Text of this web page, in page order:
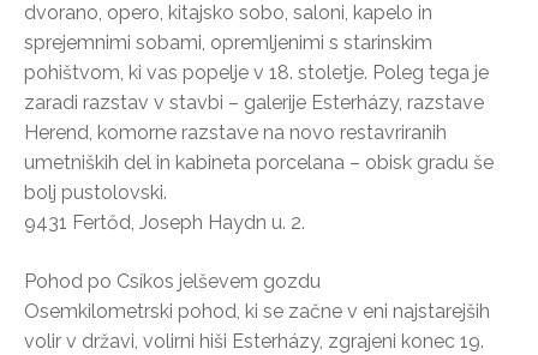
dvorano, opero, kitajsko sobo, saloni, kapelo in
sprejemnimi sobami, opremljenimi s starinskim
pohištvom, ki vas popelje v 18. stoletje. Poleg tega je
zaradi razstav v stavbi – galerije Esterházy, razstave
Herend, komorne razstave na novo restavriranih
umetniških del in kabineta porcelana – obisk gradu še
bolj pustolovski.
9431 Fertőd, Joseph Haydn u. 2.
Pohod po Csíkos jelševem gozdu
Osemkilometrski pohod, ki se začne v eni najstarejših
volir v državi, volirni hiši Esterházy, zgrajeni konec 19.